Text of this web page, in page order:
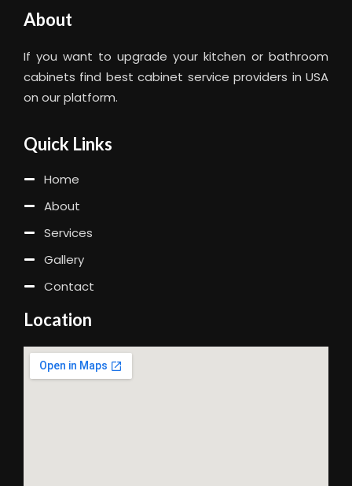
About
If you want to upgrade your kitchen or bathroom
cabinets find best cabinet service providers in USA
on our platform.
Quick Links
Home
About
Services
Gallery
Contact
Location